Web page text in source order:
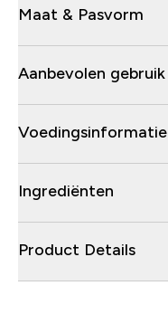
Maat & Pasvorm
Aanbevolen gebruik
Voedingsinformatie
Ingrediënten
Product Details